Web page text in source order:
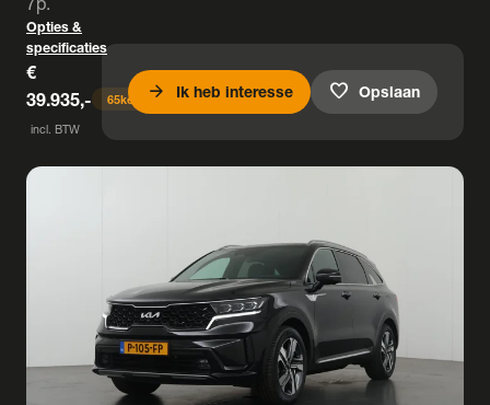
Opties &
specificaties
€
39.935,-
incl. BTW
65keer bekeken
arrow_forward Ik heb interesse favorite Opslaan